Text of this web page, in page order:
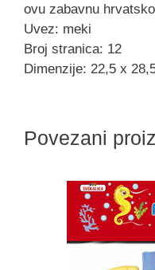
ovu zabavnu
Uvez: meki
Broj stranica: 12
Dimenzije: 22,5 x
Povezani